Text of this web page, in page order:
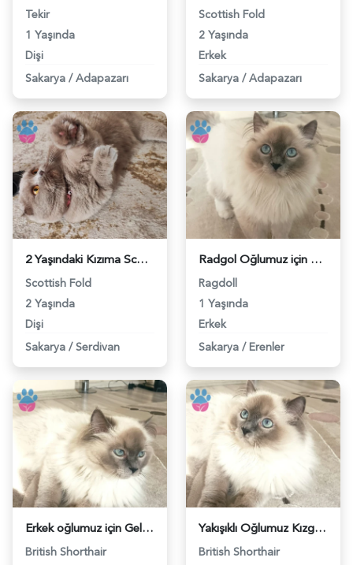
Tekir
1 Yaşında
Dişi
Sakarya / Adapazarı
Scottish Fold
2 Yaşında
Erkek
Sakarya / Adapazarı
2 Yaşındaki Kızıma Scottish Fold Damat Adaylarını bekliyoruz - 118983696
Scottish Fold
2 Yaşında
Dişi
Sakarya / Serdivan
Radgol Oğlumuz için Eş Arıyoruz - 118983289
Ragdoll
1 Yaşında
Erkek
Sakarya / Erenler
Erkek oğlumuz için Gelin Adaylarını bekliyoruz. - 118983290
British Shorthair
Yakışıklı Oğlumuz Kızgınlıkla - 118983175
British Shorthair